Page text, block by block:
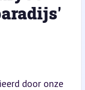
door onze